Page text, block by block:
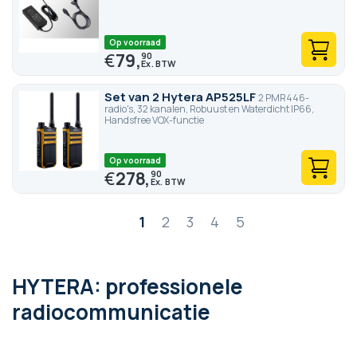
Op voorraad
€79,90
Set van 2 Hytera AP525LF2 PMR446-
radio's, 32 kanalen, Robuust en Waterdicht IP66,
Handsfree VOX-functie
Op voorraad
€278,90
Pagina1 2 3 4 5
HYTERA: professionele
radiocommunicatie